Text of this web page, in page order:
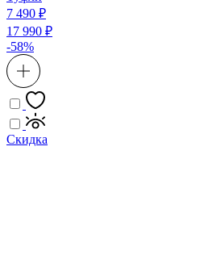
7 490 ₽
17 990 ₽
-58%
Скидка